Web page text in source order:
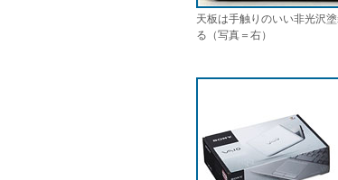
天板は手触りのいい非光沢
る（写真＝右）